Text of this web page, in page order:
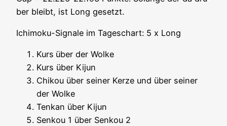
ber bleibt, ist Long gesetzt.
Ichi­mo­ku-Signa­le im Tages­chart: 5 x Long
Kurs über der Wolke
Kurs über Kijun
Chi­kou über sei­ner Ker­ze und über sei­ner
der Wolke
Ten­kan über Kijun
Sen­kou 1 über Sen­kou 2